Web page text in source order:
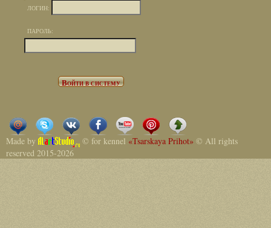
ЛОГИН:
ПАРОЛЬ:
Made by © for kennel «Tsarskaya Prihot» © All rights
reserved 2015-2026